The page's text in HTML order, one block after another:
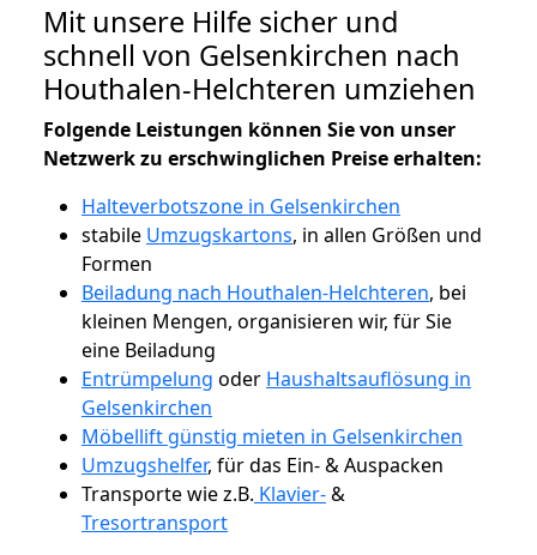
Mit unsere Hilfe sicher und
schnell von Gelsenkirchen nach
Houthalen-Helchteren umziehen
Folgende Leistungen können Sie von unser
Netzwerk zu erschwinglichen Preise erhalten:
Halteverbotszone in Gelsenkirchen
stabile Umzugskartons, in allen Größen und
Formen
Beiladung nach Houthalen-Helchteren, bei
kleinen Mengen, organisieren wir, für Sie
eine Beiladung
Entrümpelung oder Haushaltsauflösung in
Gelsenkirchen
Möbellift günstig mieten in Gelsenkirchen
Umzugshelfer, für das Ein- & Auspacken
Transporte wie z.B. Klavier-&
Tresortransport